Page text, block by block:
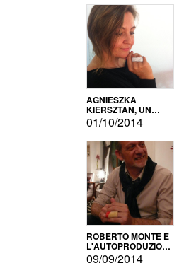
AGNIESZKA
KIERSZTAN, UN
MODELLO DI
AUTOPRODUZIONE
01/10/2014
ROBERTO MONTE E
L'AUTOPRODUZIONE
CON IL CENSIMENTO
09/09/2014